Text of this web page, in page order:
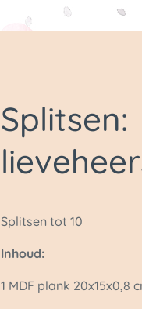
Splitsen:
Splitsen tot 10
Inhoud:
1 MDF plank 20x15x0,8